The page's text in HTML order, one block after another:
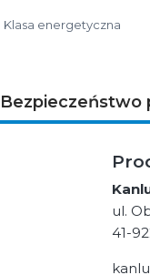
Klasa energetyczna
Bezpieczeństwo
ul.
41-